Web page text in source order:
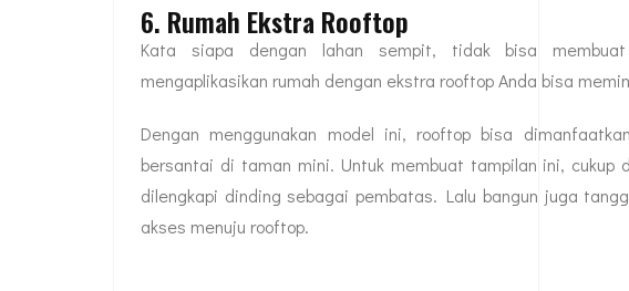
6. Rumah Ekstra Rooftop
Kata siapa dengan lahan sempit, tidak bisa
mengaplikasikan rumah dengan ekstra rooftop Anda bisa
Dengan menggunakan model ini, rooftop bisa
bersantai di taman mini. Untuk membuat tampilan ini, cukup
dilengkapi dinding sebagai pembatas. Lalu bangun juga
akses menuju rooftop.